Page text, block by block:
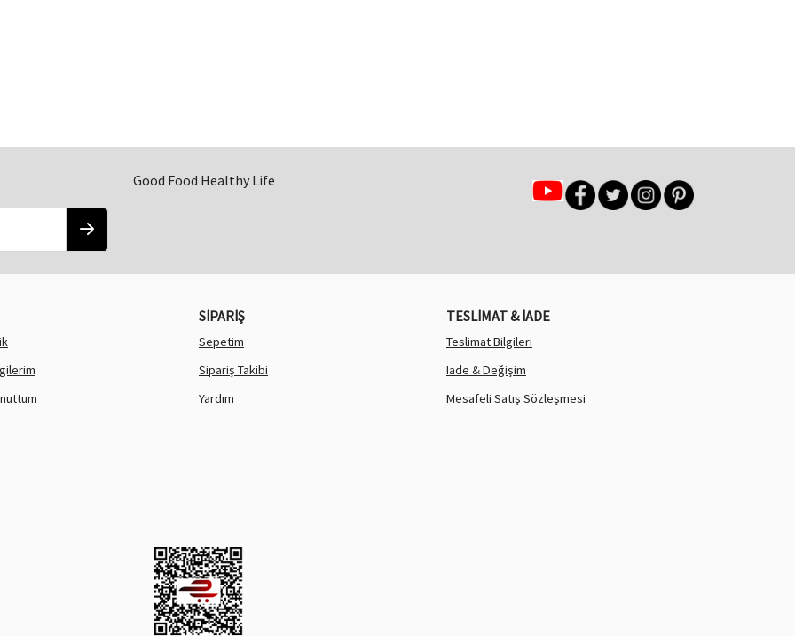
Good Food Healthy Life
SİPARİŞ
Sepetim
Sipariş Takibi
Yardım
TESLİMAT & İADE
Teslimat Bilgileri
İade & Değişim
Mesafeli Satış Sözleşmesi